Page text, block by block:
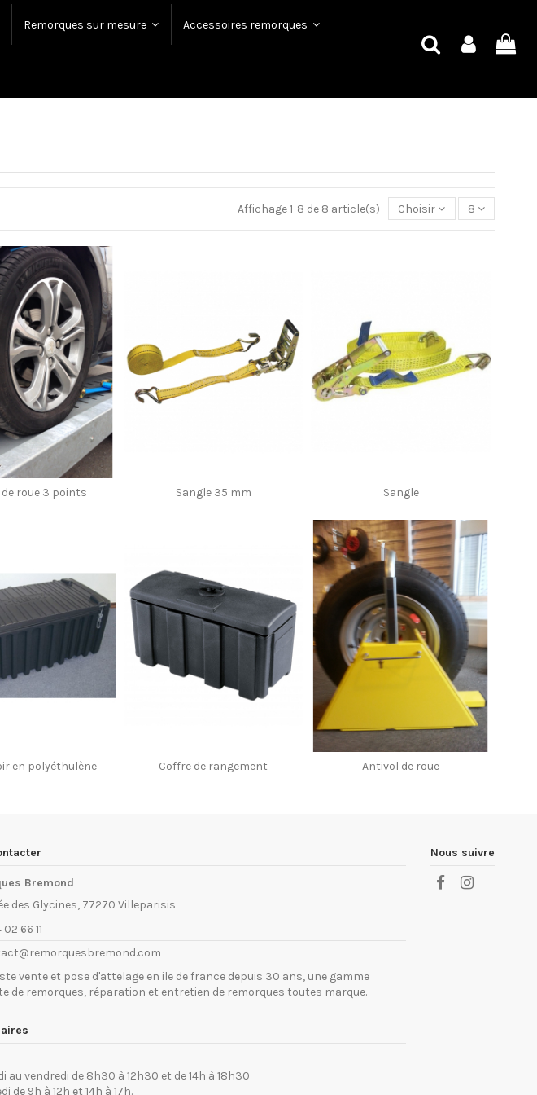
Remorques sur mesure Accessoires remorques
Affichage 1-8 de 8 article(s) Choisir 8
de roue 3 points Sangle 35 mm Sangle
en polyéthulène Coffre de rangement Antivol de roue
Bremond
des Glycines, 77270 Villeparisis
02 66 11
vente et pose d'attelage en ile de france depuis 30 ans, une gamme
de remorques, réparation et entretien de remorques toutes marque.
au vendredi de 8h30 à 12h30 et de 14h à 18h30
de 9h à 12h et 14h à 17h.
Nous suivre